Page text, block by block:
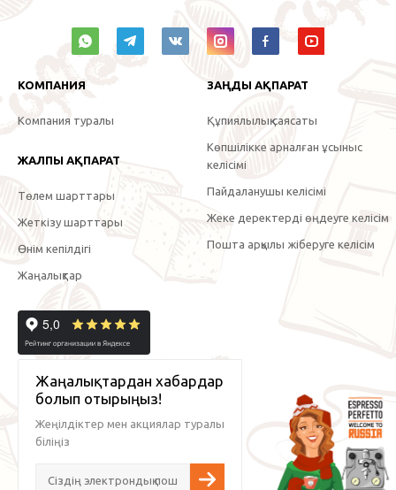
КОМПАНИЯ
Компания туралы
ЖАЛПЫ АҚПАРАТ
Төлем шарттары
Жеткізу шарттары
Өнім кепілдігі
Жаңалықтар
ЗАҢДЫ АҚПАРАТ
Құпиялылық саясаты
Көпшілікке арналған ұсыныс
келісімі
Пайдаланушы келісімі
Жеке деректерді өңдеуге келісім
Пошта арқылы жіберуге келісім
Жаңалықтардан хабардар
болып отырыңыз!
Жеңілдіктер мен акциялар туралы
біліңіз